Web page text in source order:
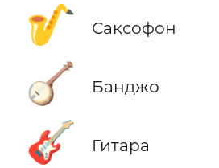
🎷 Саксофон
🪕 Банджо
🎸 Гитара